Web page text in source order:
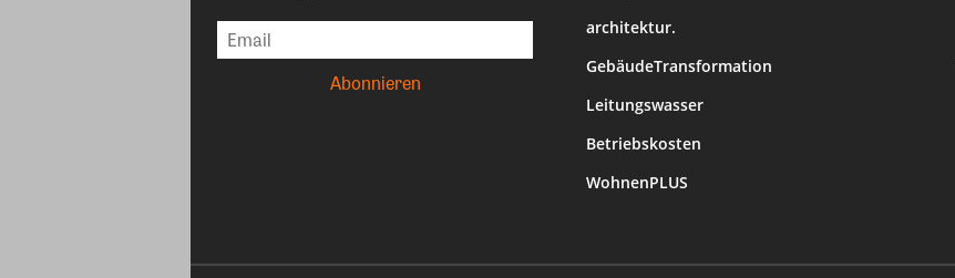
architektur.
GebäudeTransformation
Leitungswasser
Betriebskosten
WohnenPLUS